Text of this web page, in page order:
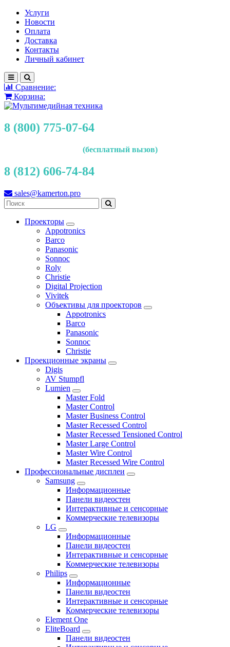
Услуги
Новости
Оплата
Доставка
Контакты
Личный кабинет
Сравнение:
Корзина:
8 (800) 775-07-64
(бесплатный вызов)
8 (812) 606-74-84
sales@kamerton.pro
Проекторы
Appotronics
Barco
Panasonic
Sonnoc
Roly
Christie
Digital Projection
Vivitek
Объективы для проекторов
Appotronics
Barco
Panasonic
Sonnoc
Сhristie
Проекционные экраны
Digis
AV Stumpfl
Lumien
Master Fold
Master Control
Master Business Control
Master Recessed Control
Master Recessed Tensioned Control
Master Large Control
Master Wire Control
Master Recessed Wire Control
Профессиональные дисплеи
Samsung
Информационные
Панели видеостен
Интерактивные и сенсорные
Коммерческие телевизоры
LG
Информационные
Панели видеостен
Интерактивные и сенсорные
Коммерческие телевизоры
Philips
Информационные
Панели видеостен
Интерактивные и сенсорные
Коммерческие телевизоры
Element One
EliteBoard
Панели видеостен